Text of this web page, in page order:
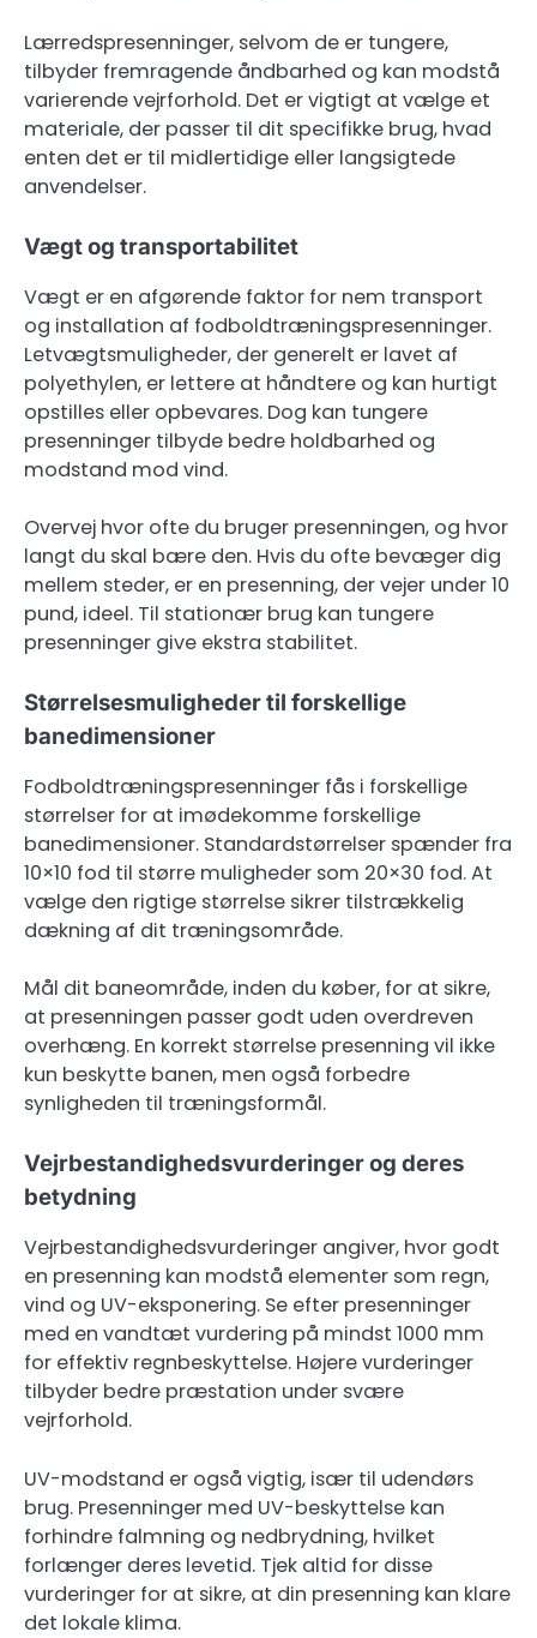
Lærredspresenninger, selvom de er tungere,
tilbyder fremragende åndbarhed og kan modstå
varierende vejrforhold. Det er vigtigt at vælge et
materiale, der passer til dit specifikke brug, hvad
enten det er til midlertidige eller langsigtede
anvendelser.
Vægt og transportabilitet
Vægt er en afgørende faktor for nem transport
og installation af fodboldtræningspresenninger.
Letvægtsmuligheder, der generelt er lavet af
polyethylen, er lettere at håndtere og kan hurtigt
opstilles eller opbevares. Dog kan tungere
presenninger tilbyde bedre holdbarhed og
modstand mod vind.
Overvej hvor ofte du bruger presenningen, og hvor
langt du skal bære den. Hvis du ofte bevæger dig
mellem steder, er en presenning, der vejer under 10
pund, ideel. Til stationær brug kan tungere
presenninger give ekstra stabilitet.
Størrelsesmuligheder til forskellige
banedimensioner
Fodboldtræningspresenninger fås i forskellige
størrelser for at imødekomme forskellige
banedimensioner. Standardstørrelser spænder fra
10×10 fod til større muligheder som 20×30 fod. At
vælge den rigtige størrelse sikrer tilstrækkelig
dækning af dit træningsområde.
Mål dit baneområde, inden du køber, for at sikre,
at presenningen passer godt uden overdreven
overhæng. En korrekt størrelse presenning vil ikke
kun beskytte banen, men også forbedre
synligheden til træningsformål.
Vejrbestandighedsvurderinger og deres
betydning
Vejrbestandighedsvurderinger angiver, hvor godt
en presenning kan modstå elementer som regn,
vind og UV-eksponering. Se efter presenninger
med en vandtæt vurdering på mindst 1000 mm
for effektiv regnbeskyttelse. Højere vurderinger
tilbyder bedre præstation under svære
vejrforhold.
UV-modstand er også vigtig, især til udendørs
brug. Presenninger med UV-beskyttelse kan
forhindre falmning og nedbrydning, hvilket
forlænger deres levetid. Tjek altid for disse
vurderinger for at sikre, at din presenning kan klare
det lokale klima.